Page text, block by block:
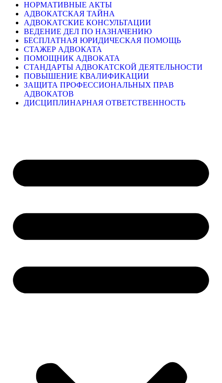
НОРМАТИВНЫЕ АКТЫ
АДВОКАТСКАЯ ТАЙНА
АДВОКАТСКИЕ КОНСУЛЬТАЦИИ
ВЕДЕНИЕ ДЕЛ ПО НАЗНАЧЕНИЮ
БЕСПЛАТНАЯ ЮРИДИЧЕСКАЯ ПОМОЩЬ
СТАЖЕР АДВОКАТА
ПОМОЩНИК АДВОКАТА
СТАНДАРТЫ АДВОКАТСКОЙ ДЕЯТЕЛЬНОСТИ
ПОВЫШЕНИЕ КВАЛИФИКАЦИИ
ЗАЩИТА ПРОФЕССИОНАЛЬНЫХ ПРАВ
АДВОКАТОВ
ДИСЦИПЛИНАРНАЯ ОТВЕТСТВЕННОСТЬ